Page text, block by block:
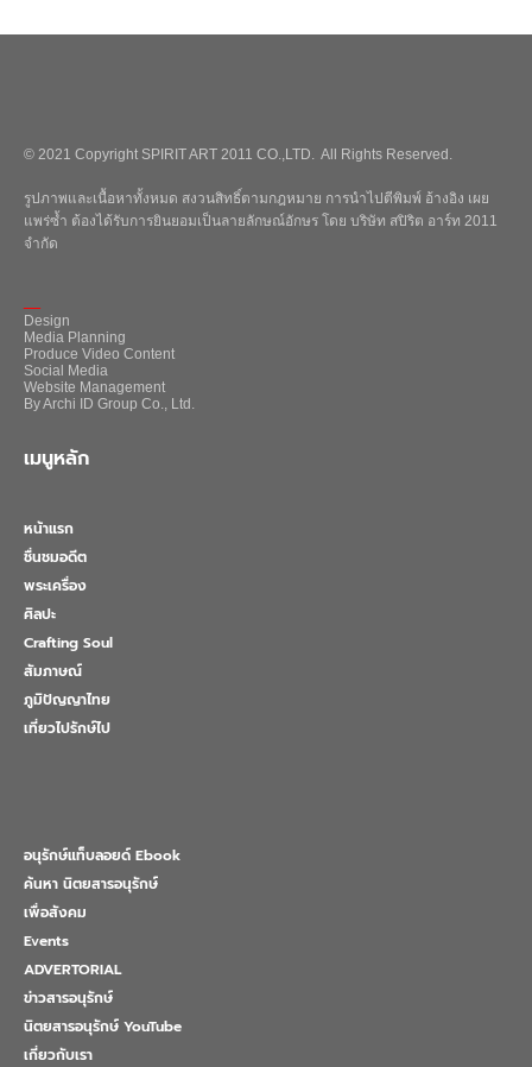
© 2021 Copyright SPIRIT ART 2011 CO.,LTD. All Rights Reserved.
รูปภาพและเนื้อหาทั้งหมด สงวนสิทธิ์ตามกฎหมาย การนำไปตีพิมพ์ อ้างอิง เผย
แพร่ซ้ำ ต้องได้รับการยินยอมเป็นลายลักษณ์อักษร โดย บริษัท สปิริต อาร์ท 2011
จำกัด
Design
Media Planning
Produce Video Content
Social Media
Website Management
By Archi ID Group Co., Ltd.
เมนูหลัก
หน้าแรก
ชื่นชมอดีต
พระเครื่อง
ศิลปะ
Crafting Soul
สัมภาษณ์
ภูมิปัญญาไทย
เที่ยวไปรักษ์ไป
อนุรักษ์แท็บลอยด์ Ebook
ค้นหา นิตยสารอนุรักษ์
เพื่อสังคม
Events
ADVERTORIAL
ข่าวสารอนุรักษ์
นิตยสารอนุรักษ์ YouTube
เกี่ยวกับเรา